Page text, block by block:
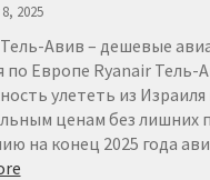
2025
Авив – дешевые
по Европе Ryanair Тель-
улететь из
ценам без лишних
на конец 2025 года
: